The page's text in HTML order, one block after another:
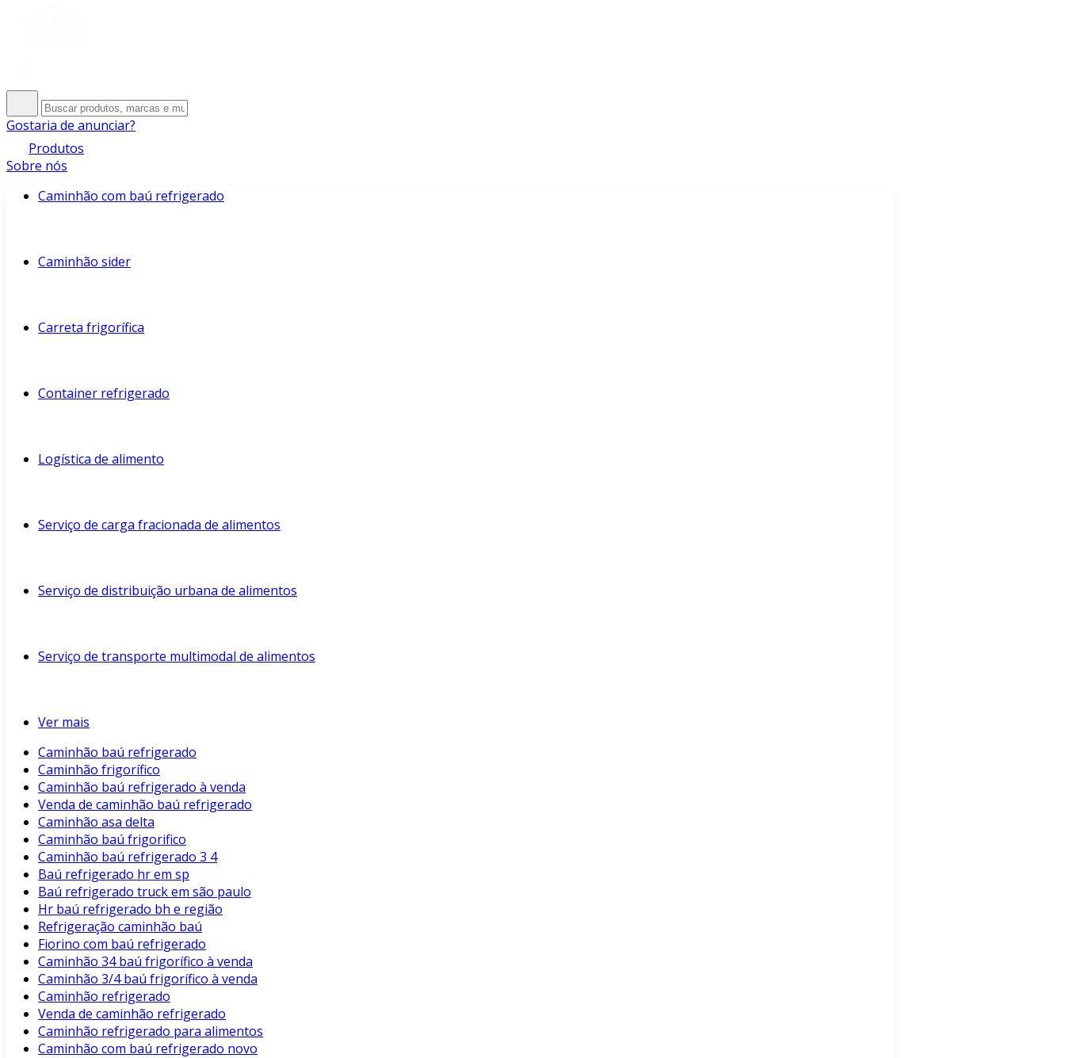
Gostaria de anunciar?
Produtos
Sobre nós
Caminhão com baú refrigerado
Caminhão sider
Carreta frigorífica
Container refrigerado
Logística de alimento
Serviço de carga fracionada de alimentos
Serviço de distribuição urbana de alimentos
Serviço de transporte multimodal de alimentos
Ver mais
Caminhão baú refrigerado
Caminhão frigorífico
Caminhão baú refrigerado à venda
Venda de caminhão baú refrigerado
Caminhão asa delta
Caminhão baú frigorifico
Caminhão baú refrigerado 3 4
Baú refrigerado hr em sp
Baú refrigerado truck em são paulo
Hr baú refrigerado bh e região
Refrigeração caminhão baú
Fiorino com baú refrigerado
Caminhão 34 baú frigorífico à venda
Caminhão 3/4 baú frigorífico à venda
Caminhão refrigerado
Venda de caminhão refrigerado
Caminhão refrigerado para alimentos
Caminhão com baú refrigerado novo